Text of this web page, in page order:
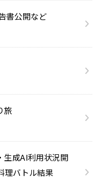
書公開など
旅
生成AI利用状況開
理バトル結果